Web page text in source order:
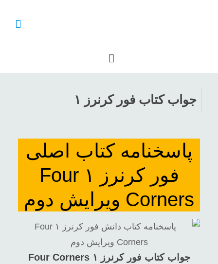
جواب کتاب فور کرنرز ۱
پاسخنامه کتاب اصلی
فور کرنرز ۱ Four
Corners ویرایش دوم
جواب کتاب فور کرنرز ۱ Four Corners